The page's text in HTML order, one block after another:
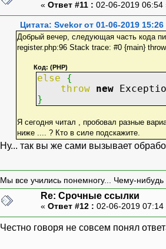
« Ответ #11 : 02-06-2019
Цитата: Svekor от 01-06-2019 15:26
Добрый вечер, следующая часть кода
register.php:96 Stack trace: #0 {main}
Код: (PHP)
else
{
throw new
}
Я сегодня читал , пробовал разные
ниже .... ? Кто в силе подскажите.
Ну... так вы же сами вызывает
Мы все учились понемногу... Чему-нибудь
Re: Срочные ссылки
« Ответ #12 : 02-06-2019
Честно говоря не совсем понял